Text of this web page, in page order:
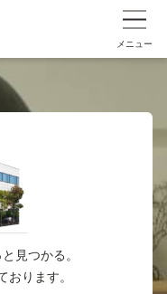
メニュー
見つかる。
おります。